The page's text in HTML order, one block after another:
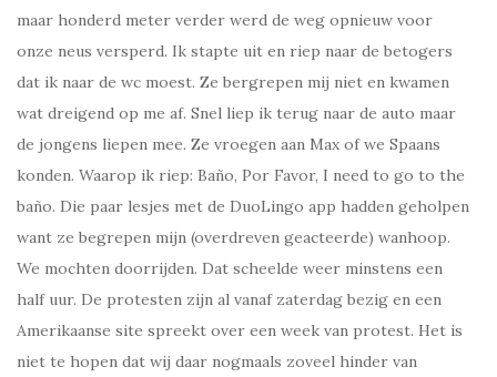
maar honderd meter verder werd de weg opnieuw voor
onze neus versperd. Ik stapte uit en riep naar de betogers
dat ik naar de wc moest. Ze bergrepen mij niet en kwamen
wat dreigend op me af. Snel liep ik terug naar de auto maar
de jongens liepen mee. Ze vroegen aan Max of we Spaans
konden. Waarop ik riep: Baño, Por Favor, I need to go to the
baño. Die paar lesjes met de DuoLingo app hadden geholpen
want ze begrepen mijn (overdreven geacteerde) wanhoop.
We mochten doorrijden. Dat scheelde weer minstens een
half uur. De protesten zijn al vanaf zaterdag bezig en een
Amerikaanse site spreekt over een week van protest. Het is
niet te hopen dat wij daar nogmaals zoveel hinder van